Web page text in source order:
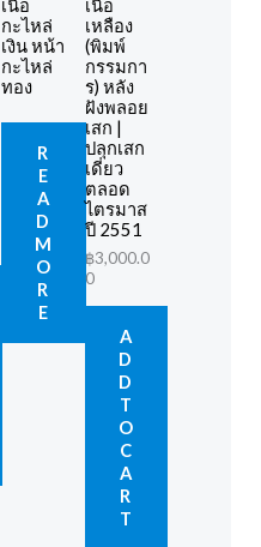
เนื้อ
กะไหล่
เงิน หน้า
กะไหล่
ทอง
R
E
A
D
M
O
R
E
เนื้อ
เหลือง
(พิมพ์
กรรมกา
ร) หลัง
ฝังพลอย
เสก |
ปลุกเสก
เดี่ยว
ตลอด
ไตรมาส
ปี 2551
฿3,000.0
0
A
D
D
T
O
C
A
R
T